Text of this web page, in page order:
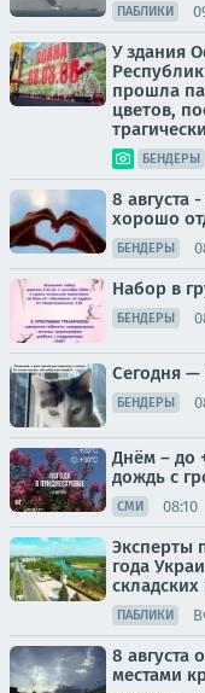
ПАБЛИКИ
У здания
прошла
цветов,
БЕНДЕРЫ
8 августа
хорошо
БЕНДЕРЫ
Набор в
БЕНДЕРЫ
Сегодня
БЕНДЕРЫ
Днём – до
дождь с
СМИ 08:10
Эксперты
года
ПАБЛИКИ
8 августа
местами